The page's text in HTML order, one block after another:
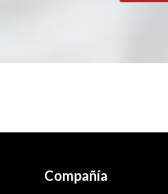
Compañía